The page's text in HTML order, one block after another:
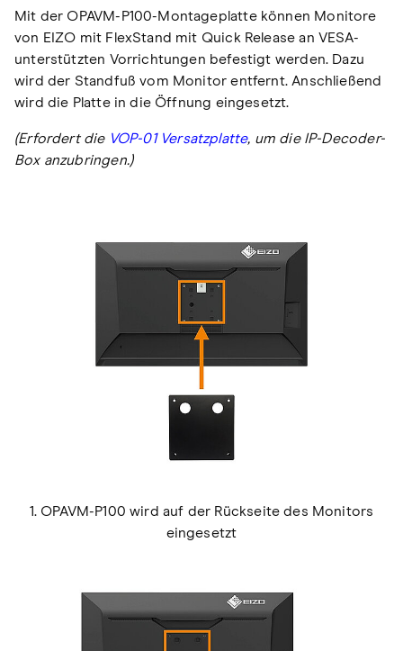
Mit der OPAVM-P100-Montageplatte können Monitore
von EIZO mit FlexStand mit Quick Release an VESA-
unterstützten Vorrichtungen befestigt werden. Dazu
wird der Standfuß vom Monitor entfernt. Anschließend
wird die Platte in die Öffnung eingesetzt.
(Erfordert die VOP-01 Versatzplatte, um die IP-Decoder-
Box anzubringen.)
1. OPAVM-P100 wird auf der Rückseite des Monitors
eingesetzt